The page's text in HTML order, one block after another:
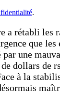
.
a rétabli
que
une
dollars de
à la